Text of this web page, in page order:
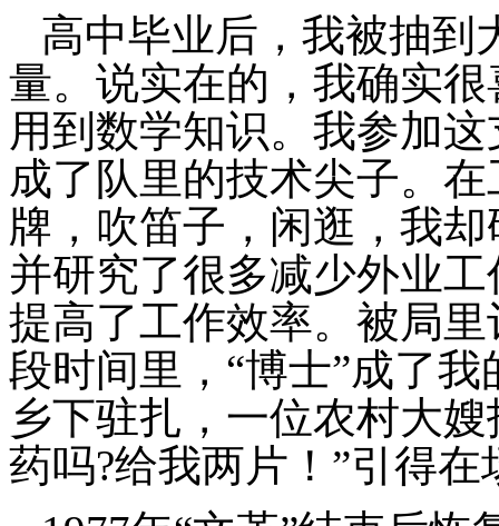
高中毕业后，我被抽到
量。说实在的，我确实
用到数学知识。我参加
成了队里的技术尖子。
牌，吹笛子，闲逛，我
并研究了很多减少外业
提高了工作效率。被局
段时间里，“博士”成了
乡下驻扎，一位农村大
药吗?给我两片！”引得